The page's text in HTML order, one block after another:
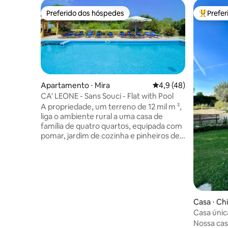
Preferido dos hóspedes
Preferido dos hóspedes
Apartamento ⋅ Mira 4,9 de uma
4,9 (48)
CA' LEONE - Sans Souci - Flat with Pool
A propriedade, um terreno de 12 mil m ²,
liga o ambiente rural a uma casa de
família de quatro quartos, equipada com
pomar, jardim de cozinha e pinheiros de
Entre
Casa ⋅
Casa
Nossa